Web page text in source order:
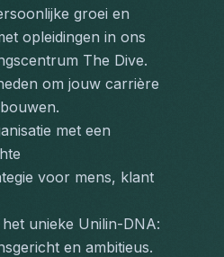
groei en
opleidingen in ons
The Dive.
om jouw carrière
met een
voor mens, klant
unieke Unilin-DNA:
en ambitieus.